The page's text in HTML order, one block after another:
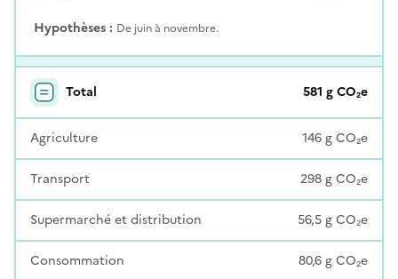
Hypothèses : De juin à novembre.
Total 581 gCO₂e
Agriculture 146gCO₂e
Transport 298gCO₂e
Supermarché et distribution 56,5gCO₂e
Consommation 80,6gCO₂e